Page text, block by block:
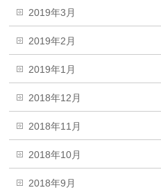
2019年3月
2019年2月
2019年1月
2018年12月
2018年11月
2018年10月
2018年9月